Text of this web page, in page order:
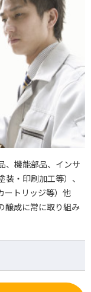
、機能部品、インサ
・印刷加工等）、
ートリッジ等）他
醸成に常に取り組み